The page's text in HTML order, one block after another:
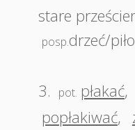
stare
posp.drzeć/
3. pot. płakać,
popłakiwać,